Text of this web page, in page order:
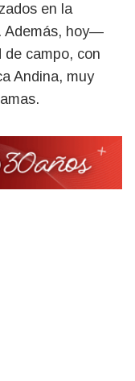
en la
Además, hoy—
campo, con
Andina, muy